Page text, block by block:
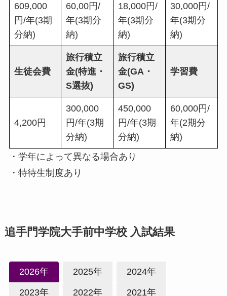
609,000
円/年(3期
分納)
60,00円/
年(3期分
納)
18,000円/
年(3期分
納)
30,000円/
年(3期分
納)
生徒会費
旅行積立
金(特進・
S選抜)
旅行積立
金(GA・
GS)
学習費
4,200円
300,000
円/年(3期
分納)
450,000
円/年(3期
分納)
60,000円/
年(2期分
納)
・学年によって異なる場合あり
・特待生制度あり
追手門学院大手前中学校 入試結果
2026年 2025年 2024年
2023年 2022年 2021年